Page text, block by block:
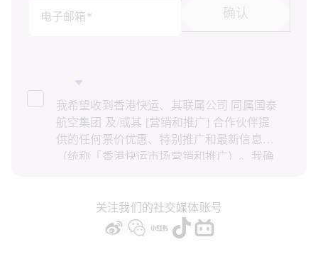
电子邮箱*
确认
我希望收到香港快运、其联属公司 同属国泰
航空集团 及/或其 [营销和推广] 合作伙伴提
供的任何票价优惠、特别推广和最新信息
（统称「香港快运市场营销和推广）。我确
务历史记录进行直接市场营销和推广。我知
悉在未经我的同意下，香港快运不会使用我
的个人资料作直接营销和推广用途。详情请
关注我们的社交媒体账号